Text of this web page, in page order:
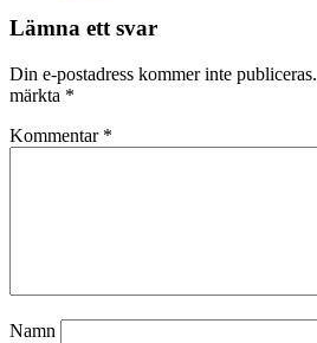
Lämna ett svar
Din e-postadress kommer inte publiceras.
märkta *
Kommentar *
Namn